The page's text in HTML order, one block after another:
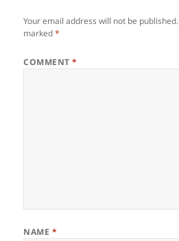
Your email address will not be published.
marked*
COMMENT*
NAME *